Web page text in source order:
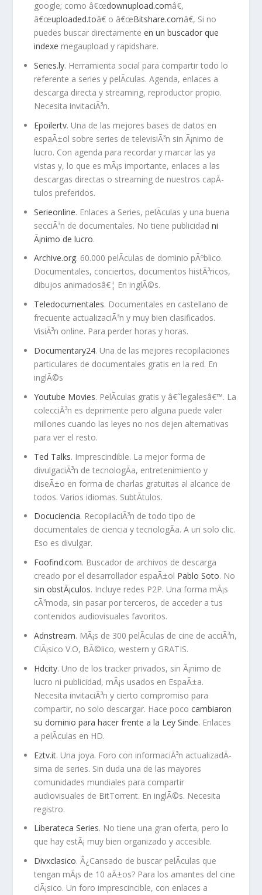
google; como â€œdownupload.comâ€,
â€œuploaded.toâ€ o â€œBitshare.comâ€, Si no
puedes buscar directamenteen un buscador que
indexe megaupload y rapidshare.
Series.ly. Herramienta social para compartir todo lo
referente a series y pelÃ­culas. Agenda, enlaces a
descarga directa y streaming, reproductor propio.
Necesita invitaciÃ³n.
Epoilertv. Una de las mejores bases de datos en
espaÃ±ol sobre series de televisiÃ³n sin Ã¡nimo de
lucro. Con agenda para recordar y marcar las ya
vistas y, lo que es mÃ¡s importante, enlaces a las
descargas directas o streaming de nuestros capÃ­
tulos preferidos.
Serieonline. Enlaces a Series, pelÃ­culas y una buena
secciÃ³n de documentales. No tiene publicidadni
Ã¡nimo de lucro.
Archive.org. 60.000 pelÃ­culas de dominio pÃºblico.
Documentales, conciertos, documentos histÃ³ricos,
dibujos animadosâ€¦ En inglÃ©s.
Teledocumentales. Documentales en castellano de
frecuente actualizaciÃ³n y muy bien clasificados.
VisiÃ³n online. Para perder horas y horas.
Documentary24. Una de las mejores recopilaciones
particulares de documentales gratis en la red. En
inglÃ©s
Youtube Movies. PelÃ­culas gratis y â€˜legalesâ€™. La
colecciÃ³n es deprimente pero alguna puede valer
millones cuando las leyes no nos dejen alternativas
para ver el resto.
Ted Talks. Imprescindible. La mejor forma de
divulgaciÃ³n de tecnologÃ­a, entretenimiento y
diseÃ±o en forma de charlas gratuitas al alcance de
todos. Varios idiomas. SubtÃ­tulos.
Docuciencia. RecopilaciÃ³n de todo tipo de
documentales de ciencia y tecnologÃ­a. A un solo clic.
Eso es divulgar.
Foofind.com. Buscador de archivos de descarga
creado por el desarrollador espaÃ±ol Pablo Soto. No
sin obstÃ¡culos. Incluye redes P2P. Una forma mÃ¡s
cÃ³moda, sin pasar por terceros, de acceder a tus
contenidos audiovisuales favoritos.
Adnstream. MÃ¡s de 300 pelÃ­culas de cine de acciÃ³n,
ClÃ¡sico V.O, BÃ©lico, western y GRATIS.
Hdcity. Uno de los tracker privados, sin Ã¡nimo de
lucro ni publicidad, mÃ¡s usados en EspaÃ±a.
Necesita invitaciÃ³n y cierto compromiso para
compartir, no solo descargar. Hace pococambiaron
su dominio para hacer frente a la Ley Sinde. Enlaces
a pelÃ­culas en HD.
Eztv.it. Una joya. Foro con informaciÃ³n actualizadÃ­
sima de series. Sin duda una de las mayores
comunidades mundiales para compartir
audiovisuales de BitTorrent. En inglÃ©s. Necesita
registro.
Liberateca Series. No tiene una gran oferta, pero lo
que hay estÃ¡ muy bien organizado y accesible.
Divxclasico. Â¿Cansado de buscar pelÃ­culas que
tengan mÃ¡s de 10 aÃ±os? Para los amantes del cine
clÃ¡sico. Un foro imprescincible, con enlaces a